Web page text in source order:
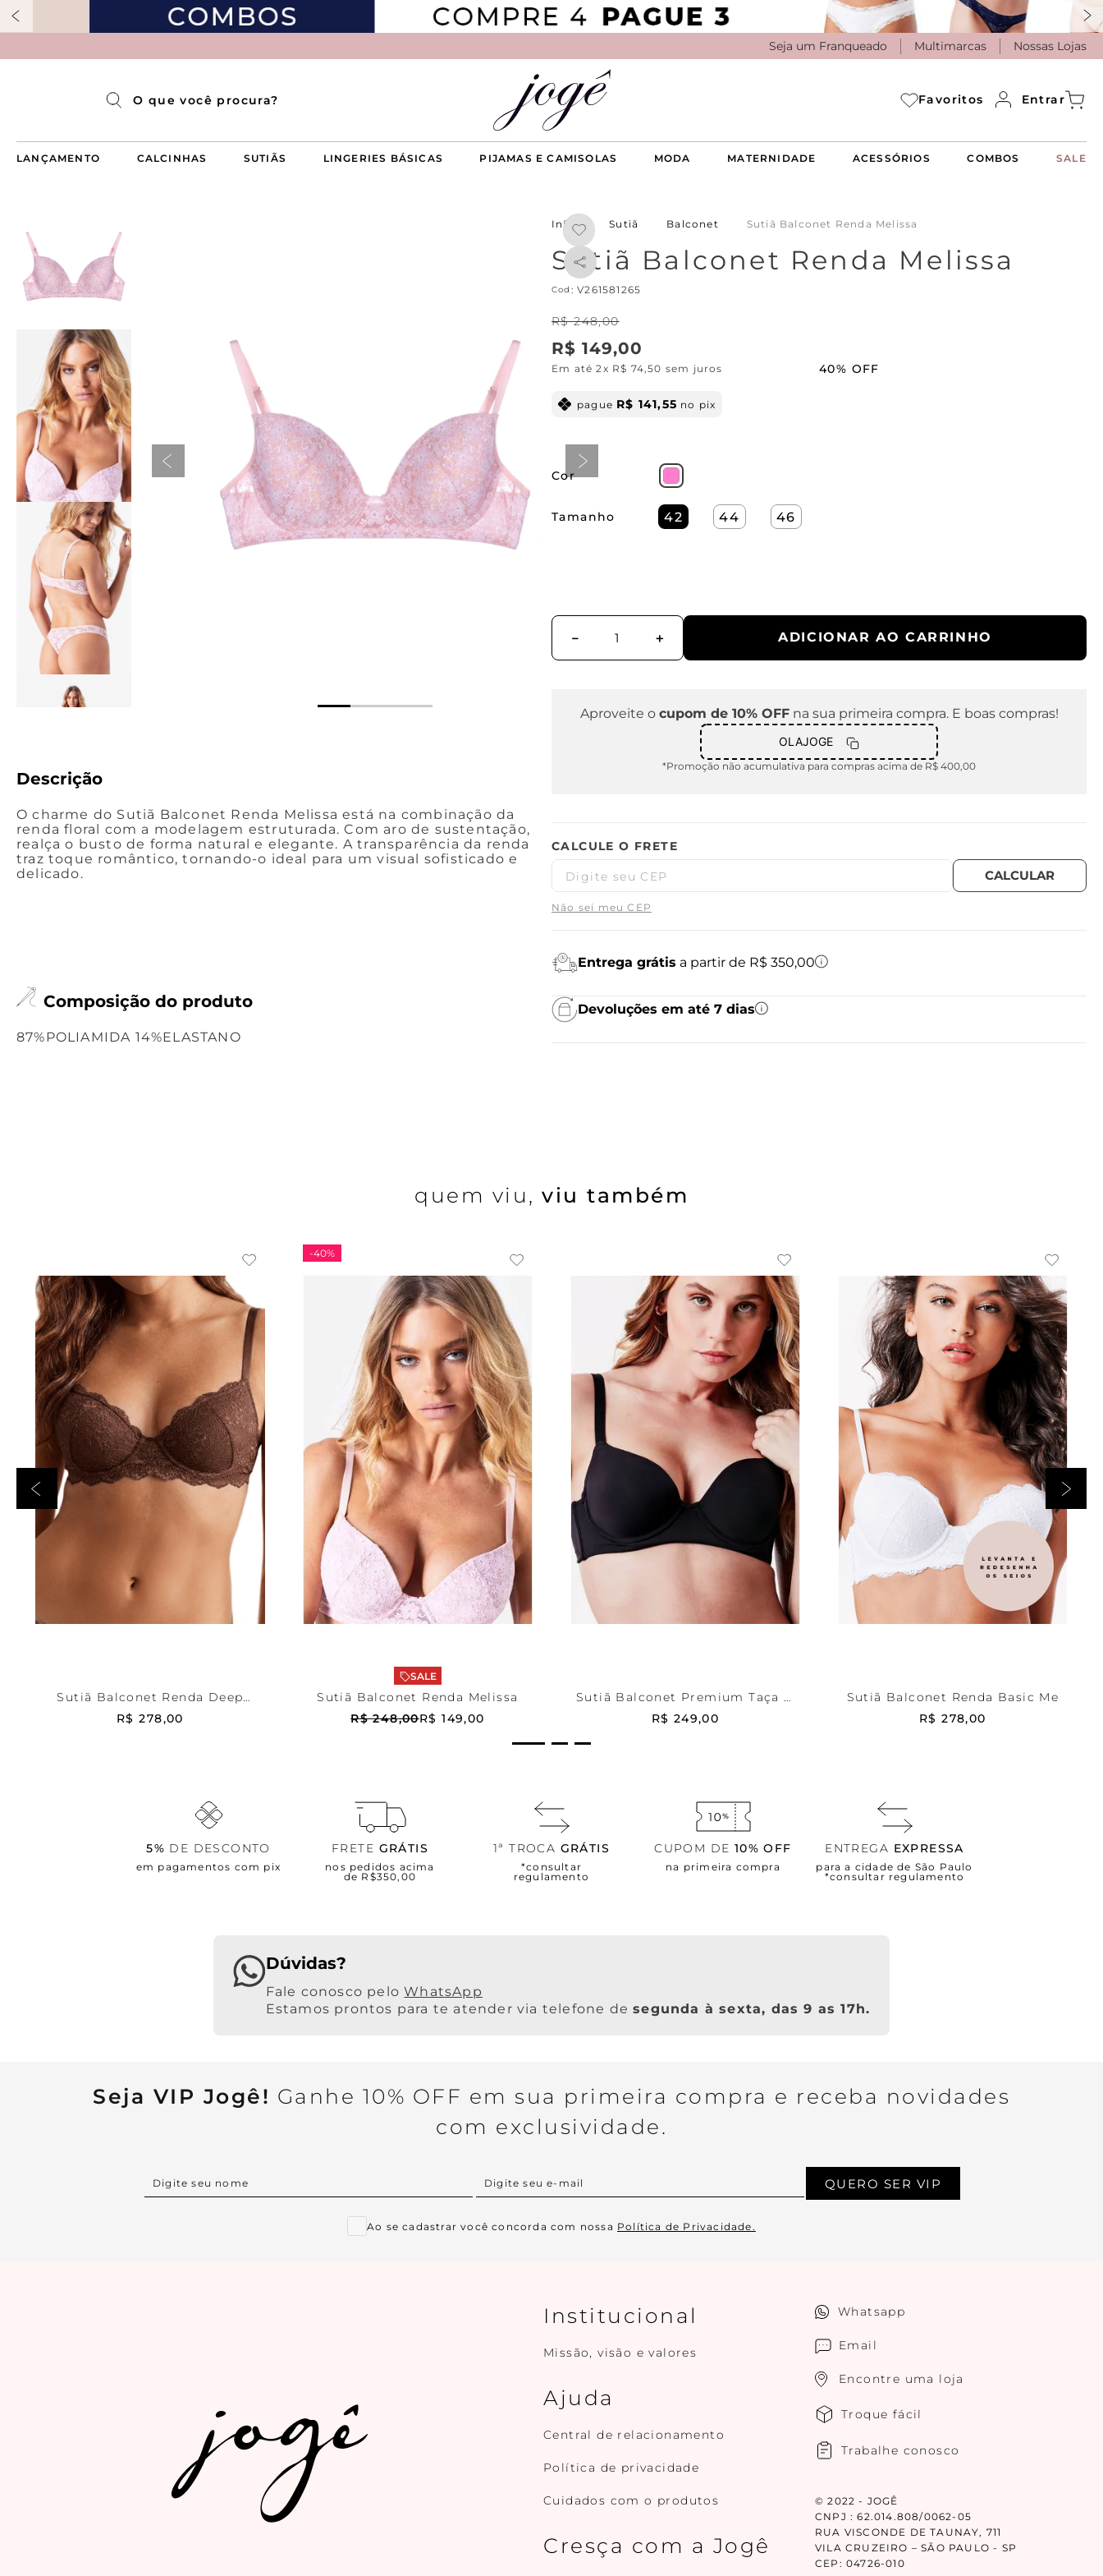
Seja um Franqueado Multimarcas Nossas Lojas
Favoritos Entrar
LANÇAMENTO CALCINHAS SUTIÃS LINGERIES BÁSICAS PIJAMAS E CAMISOLAS MODA MATERNIDADE ACESSÓRIOS COMBOS SALE
Pijama Longo Americado Aberto Luma
Pijama Capri Aberto
Pijama Curto Aberto
Descrição
O charme do Sutiã Balconet Renda Melissa está na combinação da
renda floral com a modelagem estruturada. Com aro de sustentação,
realça o busto de forma natural e elegante. A transparência da renda
traz toque romântico, tornando-o ideal para um visual sofisticado e
delicado.
Composição do produto
87%POLIAMIDA 14%ELASTANO
Sutiã Balconet Sutiã Balconet Renda Melissa
Sutiã Balconet Renda Melissa
: V261581265
R$ 248,00
R$ 149,00
Em até2x R$ 74,50 sem juros 40% OFF
pague R$ 141,55 no pix
Cor
Tamanho 42 44 46
＋
－ ADICIONAR AO CARRINHO
Aproveite o cupom de 10% OFFna sua primeira compra. E boas compras!
OLAJOGE
*Promoção não acumulativa para compras acima de R$ 400,00
Não sei meu CEP
Entrega grátis a partir de R$ 350,00
Devoluções em até 7 dias
quem viu, viu também
Sutiã Balconet Renda Deep
Brown
R$ 278,00
Rosa 42
-40%
SALE
Sutiã Balconet Renda Melissa
R$ 248,00R$ 149,00
Sutiã Balconet Premium Taça B
Comfy
R$ 249,00
42
Sutiã Balconet Renda Basic Me
R$ 278,00
5% DE DESCONTO
em pagamentos com pix
FRETE GRÁTIS
nos pedidos acima
de R$350,00
1ª TROCA GRÁTIS
*consultar
regulamento
CUPOM DE 10% OFF
na primeira compra
ENTREGA EXPRESSA
para a cidade de São Paulo
*consultar regulamento
Dúvidas?
WhatsApp
Estamos prontos para te atender via telefone desegunda à sexta, das 9 as 17h.
Seja VIP Jogê! Ganhe 10% OFF em sua primeira compra e receba novidades
com exclusividade.
QUERO SER VIP
Ao se cadastrar você concorda com nossa Política de Privacidade.
Institucional
Missão, visão e valores
Ajuda
Central de relacionamento
Política de privacidade
Cuidados com o produtos
Cresça com a Jogê
Whatsapp
Email
Encontre uma loja
Troque fácil
Trabalhe conosco
© 2022 - JOGÊ
CNPJ : 62.014.808/0062-05
RUA VISCONDE DE TAUNAY, 711
VILA CRUZEIRO – SÃO PAULO - SP
CEP: 04726-010